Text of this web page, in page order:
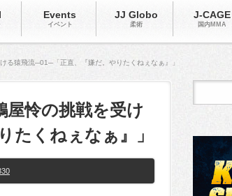
Events
イベント
JJ Globo
柔術
J-CAGE
国内MMA
猿飛流─01─「正直、『嫌だ。やりたくねぇなぁ』」
怜の挑戦を受け
たくねぇなぁ』」